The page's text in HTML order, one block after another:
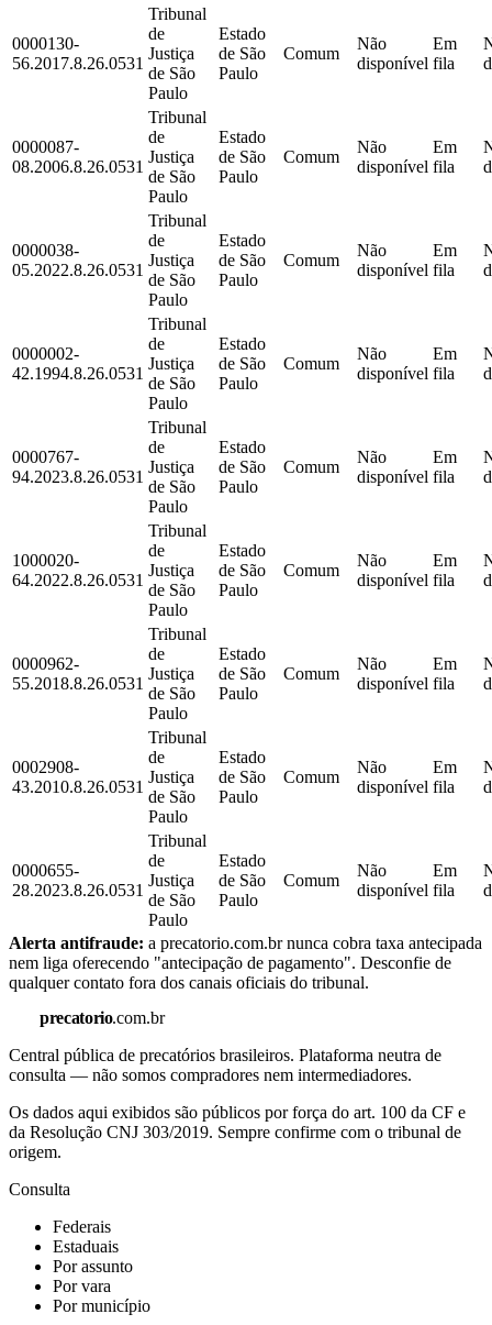
0000130-
56.2017.8.26.0531
Tribunal
de
Justiça
de São
Paulo
Estado
de São
Paulo
Comum
Não
disponível
Em
fila
0000087-
08.2006.8.26.0531
Tribunal
de
Justiça
de São
Paulo
Estado
de São
Paulo
Comum
Não
disponível
Em
fila
0000038-
05.2022.8.26.0531
Tribunal
de
Justiça
de São
Paulo
Estado
de São
Paulo
Comum
Não
disponível
Em
fila
0000002-
42.1994.8.26.0531
Tribunal
de
Justiça
de São
Paulo
Estado
de São
Paulo
Comum
Não
disponível
Em
fila
0000767-
94.2023.8.26.0531
Tribunal
de
Justiça
de São
Paulo
Estado
de São
Paulo
Comum
Não
disponível
Em
fila
1000020-
64.2022.8.26.0531
Tribunal
de
Justiça
de São
Paulo
Estado
de São
Paulo
Comum
Não
disponível
Em
fila
0000962-
55.2018.8.26.0531
Tribunal
de
Justiça
de São
Paulo
Estado
de São
Paulo
Comum
Não
disponível
Em
fila
0002908-
43.2010.8.26.0531
Tribunal
de
Justiça
de São
Paulo
Estado
de São
Paulo
Comum
Não
disponível
Em
fila
0000655-
28.2023.8.26.0531
Tribunal
de
Justiça
de São
Paulo
Estado
de São
Paulo
Comum
Não
disponível
Em
fila
Alerta antifraude: a precatorio.com.br nunca cobra taxa antecipada
nem liga oferecendo "antecipação de pagamento". Desconfie de
qualquer contato fora dos canais oficiais do tribunal.
precatorio.com.br
Central pública de precatórios brasileiros. Plataforma neutra de
consulta — não somos compradores nem intermediadores.
Os dados aqui exibidos são públicos por força do art. 100 da CF e
da Resolução CNJ 303/2019. Sempre confirme com o tribunal de
origem.
Consulta
Federais
Estaduais
Por assunto
Por vara
Por município